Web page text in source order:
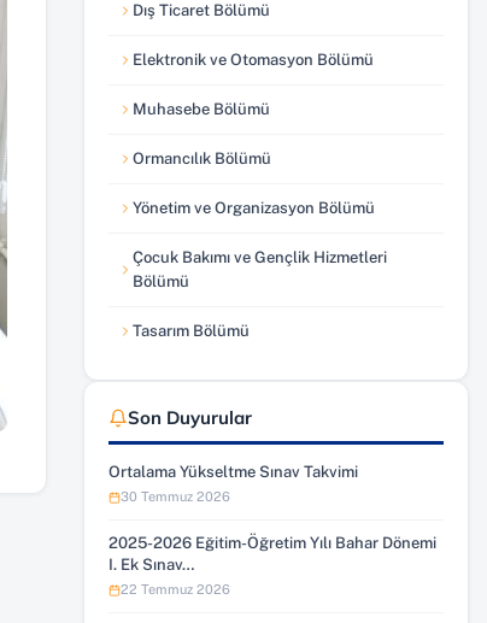
Dış Ticaret Bölümü
Elektronik ve Otomasyon Bölümü
Muhasebe Bölümü
Ormancılık Bölümü
Yönetim ve Organizasyon Bölümü
Çocuk Bakımı ve Gençlik Hizmetleri
Bölümü
Tasarım Bölümü
Son Duyurular
Ortalama Yükseltme Sınav Takvimi
30 Temmuz 2026
2025-2026 Eğitim-Öğretim Yılı Bahar Dönemi
I. Ek Sınav…
22 Temmuz 2026